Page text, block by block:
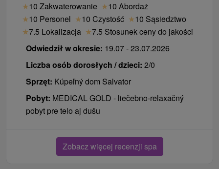
★10 Zakwaterowanie ★10 Abordaż
★10 Personel ★10 Czystość ★10 Sąsiedztwo
★7.5 Lokalizacja ★7.5 Stosunek ceny do jakości
Odwiedził w okresie: 19.07 - 23.07.2026
Liczba osób dorosłych / dzieci: 2/0
Sprzęt: Kúpeľný dom Salvator
Pobyt: MEDICAL GOLD - liečebno-relaxačný
pobyt pre telo aj dušu
Zobacz więcej recenzji spa